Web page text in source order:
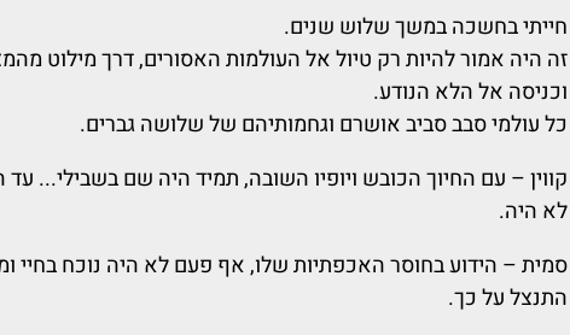
חייתי בחשכה במשך שלוש שנים.
זה היה אמור להיות רק טיול אל העולמות האסורים, דרך מילוט
וכניסה אל הלא הנודע.
כל עולמי סבב סביב אושרם וגחמותיהם של שלושה גברים.
קווין – עם החיוך הכובש ויופיו השובה, תמיד היה שם בשבילי...
לא היה.
סמית – הידוע בחוסר האכפתיות שלו, אף פעם לא היה נוכח בחיי
התנצל על כך.